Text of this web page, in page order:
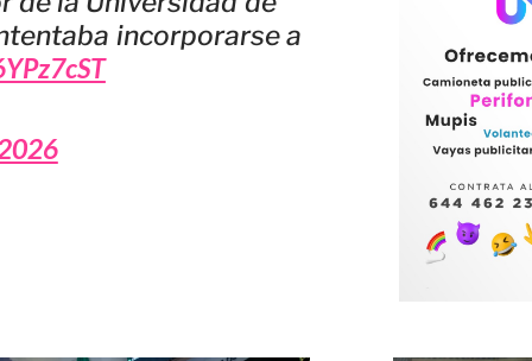
incorporarse a